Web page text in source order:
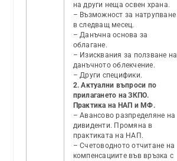
на други неща освен храна.
– Възможност за натрупване
в следващ месец.
– Данъчна основа за
облагане.
– Изисквания за ползване на
данъчното облекчение.
– Други специфики.
2. Актуални въпроси по
прилагането на ЗКПО.
Практика на НАП и МФ.
– Авансово разпределяне на
дивиденти. Промяна в
практиката на НАП.
– Счетоводното отчитане на
компенсациите във връзка с